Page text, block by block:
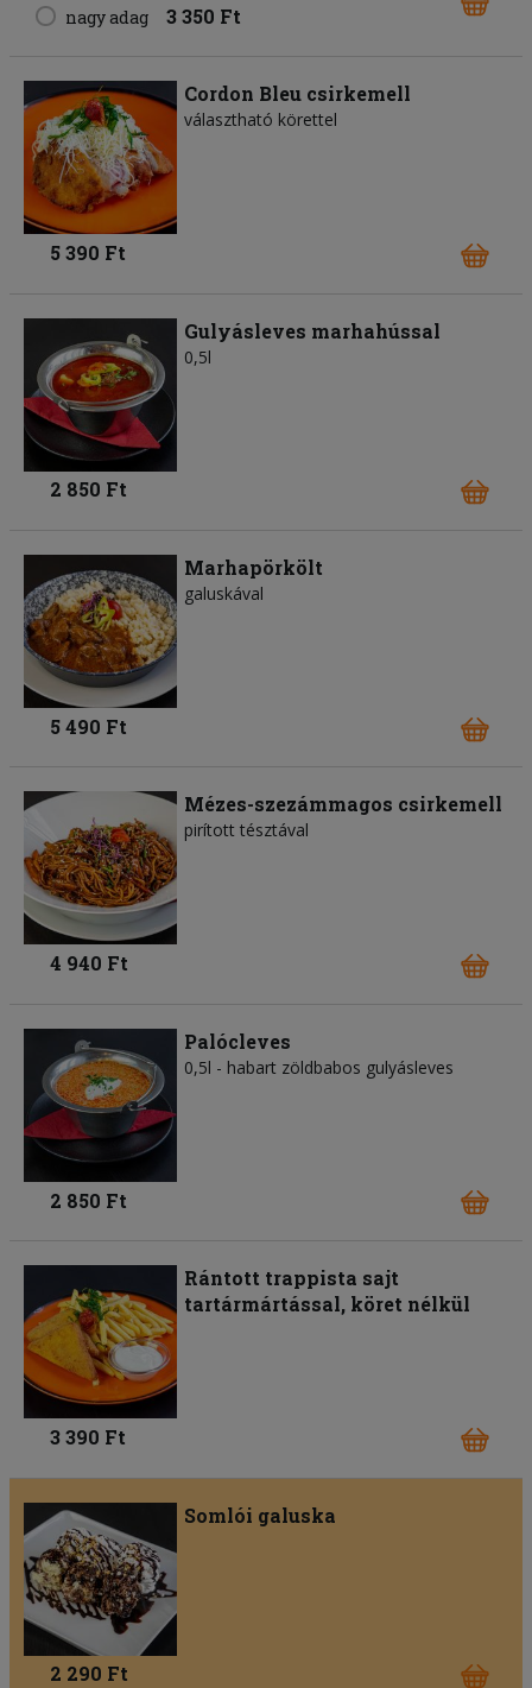
nagy adag 3 350 Ft
Cordon Bleu csirkemell
választható körettel
5 390 Ft
Gulyásleves marhahússal
0,5l
2 850 Ft
Marhapörkölt
galuskával
5 490 Ft
Mézes-szezámmagos csirkemell
pirított tésztával
4 940 Ft
Palócleves
0,5l - habart zöldbabos gulyásleves
2 850 Ft
Rántott trappista sajt
tartármártással, köret nélkül
3 390 Ft
Somlói galuska
2 290 Ft